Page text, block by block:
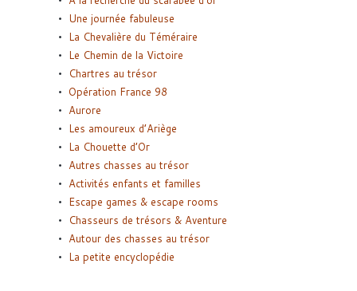
Une journée fabuleuse
La Chevalière du Téméraire
Le Chemin de la Victoire
Chartres au trésor
Opération France 98
Aurore
Les amoureux d’Ariège
La Chouette d’Or
Autres chasses au trésor
Activités enfants et familles
Escape games & escape rooms
Chasseurs de trésors & Aventure
Autour des chasses au trésor
La petite encyclopédie